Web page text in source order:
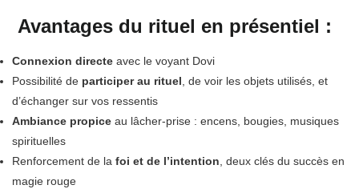
Avantages du rituel en présentiel :
Connexion directe avec le voyant Dovi
Possibilité de participer au rituel, de voir les objets utilisés, et
d’échanger sur vos ressentis
Ambiance propice au lâcher-prise : encens, bougies, musiques
spirituelles
Renforcement de la foi et de l’intention, deux clés du succès en
magie rouge